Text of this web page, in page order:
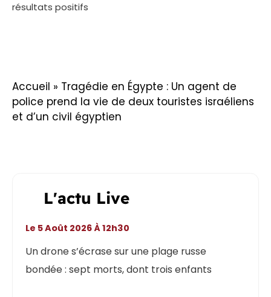
résultats positifs
Accueil » Tragédie en Égypte : Un agent de
police prend la vie de deux touristes israéliens
et d’un civil égyptien
L'actu Live
Un drone s’écrase sur une plage russe
bondée : sept morts, dont trois enfants
Le 5 Août 2026 À 12h30